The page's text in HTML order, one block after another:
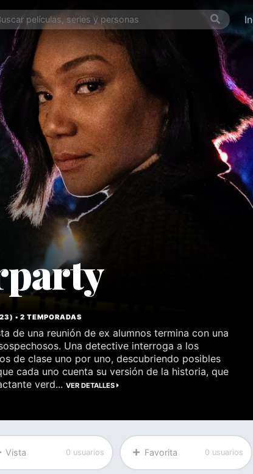
) •2 TEMPORADAS
de una reunión de ex alumnos termina con una
Una detective interroga a los
de clase uno por uno, descubriendo posibles
cada uno cuenta su versión de la historia, que
verd...VER DETALLES
Vista 0 usuarios Favorita 0 usuarios